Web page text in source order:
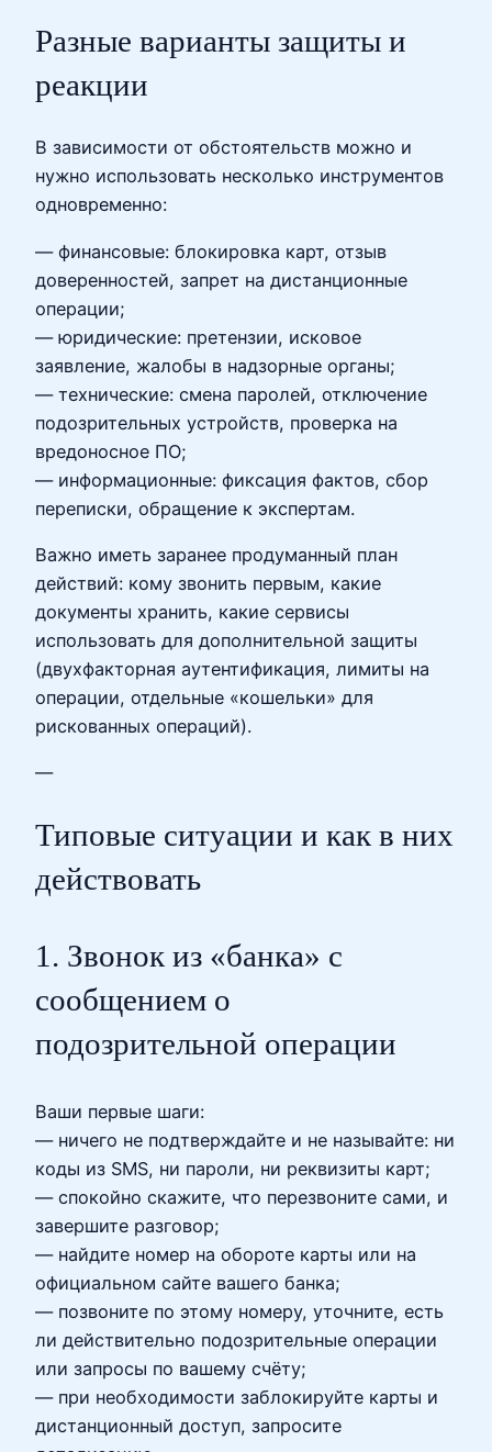
Разные варианты защиты и
реакции
В зависимости от обстоятельств можно и
нужно использовать несколько инструментов
одновременно:
— финансовые: блокировка карт, отзыв
доверенностей, запрет на дистанционные
операции;
— юридические: претензии, исковое
заявление, жалобы в надзорные органы;
— технические: смена паролей, отключение
подозрительных устройств, проверка на
вредоносное ПО;
— информационные: фиксация фактов, сбор
переписки, обращение к экспертам.
Важно иметь заранее продуманный план
действий: кому звонить первым, какие
документы хранить, какие сервисы
использовать для дополнительной защиты
(двухфакторная аутентификация, лимиты на
операции, отдельные «кошельки» для
рискованных операций).
—
Типовые ситуации и как в них
действовать
1. Звонок из «банка» с
сообщением о
подозрительной операции
Ваши первые шаги:
— ничего не подтверждайте и не называйте: ни
коды из SMS, ни пароли, ни реквизиты карт;
— спокойно скажите, что перезвоните сами, и
завершите разговор;
— найдите номер на обороте карты или на
официальном сайте вашего банка;
— позвоните по этому номеру, уточните, есть
ли действительно подозрительные операции
или запросы по вашему счёту;
— при необходимости заблокируйте карты и
дистанционный доступ, запросите